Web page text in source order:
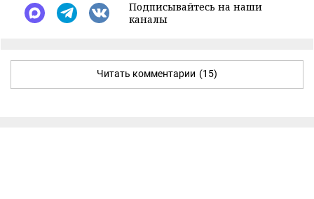
Подписывайтесь на наши
каналы
Читать комментарии (15)